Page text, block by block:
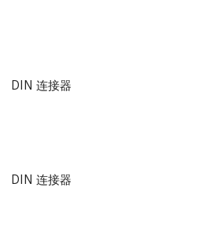
DIN 连接器
DIN 连接器